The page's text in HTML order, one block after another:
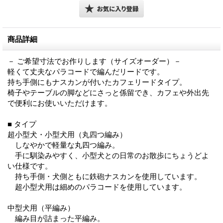
商品詳細
－ ご希望寸法でお作りします（サイズオーダー）－
軽くて丈夫なパラコードで編んだリードです。
持ち手側にもナスカンが付いたカフェリードタイプ。
椅子やテーブルの脚などにさっと係留でき、カフェや外出先
で便利にお使いいただけます。
■ タイプ
超小型犬・小型犬用（丸四つ編み）
しなやかで軽量な丸四つ編み。
手に馴染みやすく、小型犬との日常のお散歩にちょうどよ
い仕様です。
持ち手側・犬側ともに鉄砲ナスカンを使用しています。
超小型犬用は細めのパラコードを使用しています。
中型犬用（平編み）
編み目が詰まった平編み。